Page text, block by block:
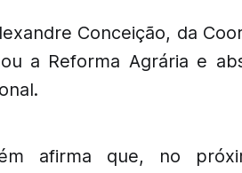
Conceição, da
a Reforma Agrária e
afirma que, no